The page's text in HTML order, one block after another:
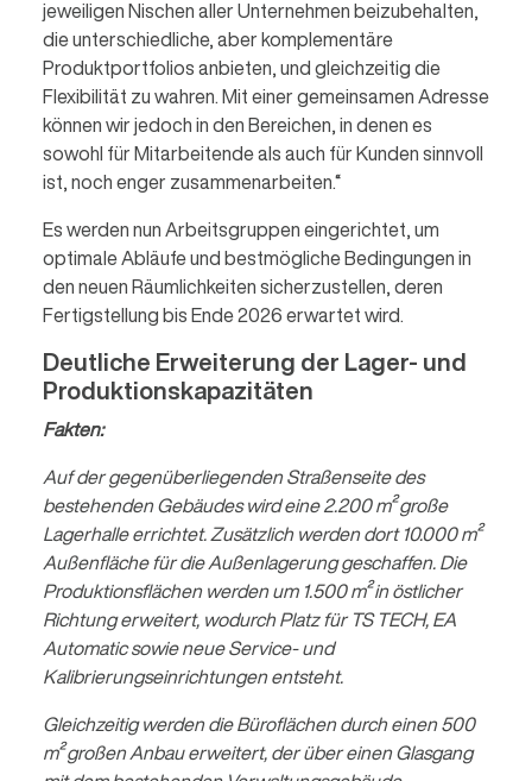
jeweiligen Nischen aller Unternehmen beizubehalten,
die unterschiedliche, aber komplementäre
Produktportfolios anbieten, und gleichzeitig die
Flexibilität zu wahren. Mit einer gemeinsamen Adresse
können wir jedoch in den Bereichen, in denen es
sowohl für Mitarbeitende als auch für Kunden sinnvoll
ist, noch enger zusammenarbeiten.“
Es werden nun Arbeitsgruppen eingerichtet, um
optimale Abläufe und bestmögliche Bedingungen in
den neuen Räumlichkeiten sicherzustellen, deren
Fertigstellung bis Ende 2026 erwartet wird.
Deutliche Erweiterung der Lager- und
Produktionskapazitäten
Fakten:
Auf der gegenüberliegenden Straßenseite des
bestehenden Gebäudes wird eine 2.200 m² große
Lagerhalle errichtet. Zusätzlich werden dort 10.000 m²
Außenfläche für die Außenlagerung geschaffen. Die
Produktionsflächen werden um 1.500 m² in östlicher
Richtung erweitert, wodurch Platz für TS TECH, EA
Automatic sowie neue Service- und
Kalibrierungseinrichtungen entsteht.
Gleichzeitig werden die Büroflächen durch einen 500
m² großen Anbau erweitert, der über einen Glasgang